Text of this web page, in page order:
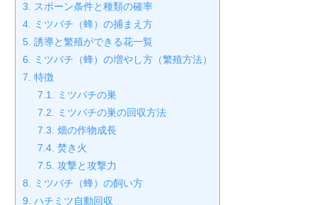
3. スポーン条件と種類の確率
4. ミツバチ（蜂）の捕まえ方
5. 誘導と繁殖ができる花一覧
6. ミツバチ（蜂）の増やし方（繁殖方法）
7. 特徴
7.1. ミツバチの巣
7.2. ミツバチの巣の回収方法
7.3. 畑の作物成長
7.4. 焚き火
7.5. 攻撃と攻撃力
8. ミツバチ（蜂）の飼い方
9. ハチミツ自動回収